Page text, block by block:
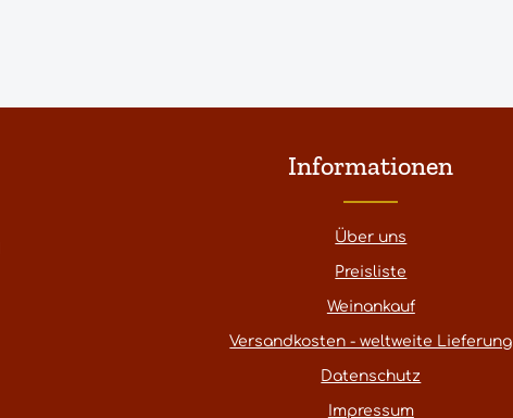
Informationen
Über uns
Preisliste
Weinankauf
Versandkosten - weltweite Lieferung
Datenschutz
Impressum